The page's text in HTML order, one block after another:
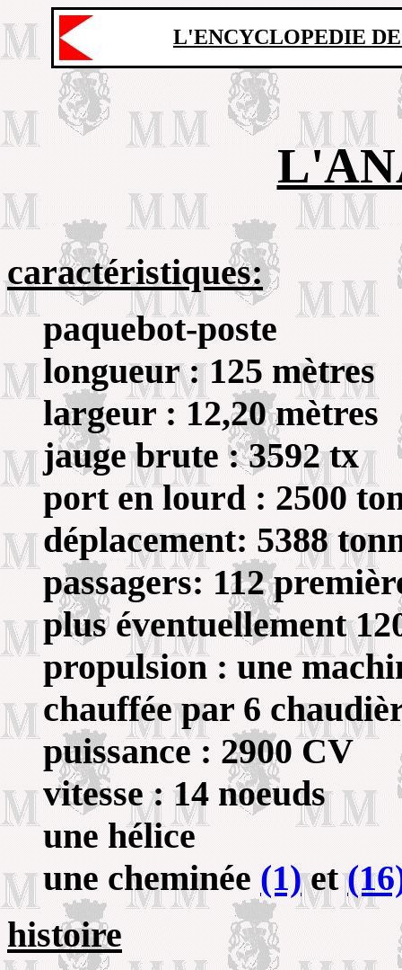
L'ENCYCLOPEDIE
caractéristiques:
paquebot-poste
longueur : 125 mètres
largeur : 12,20 mètres
jauge brute : 3592 tx
port en lourd : 2500
déplacement: 5388
passagers: 112
plus éventuellement
propulsion : une
chauffée par 6
puissance : 2900 CV
vitesse : 14 noeuds
une hélice
une cheminée (1)et
histoire